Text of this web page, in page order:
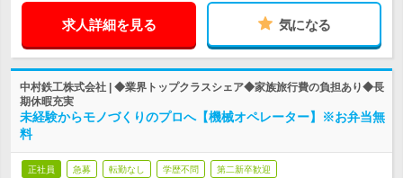
求人詳細を見る 気になる
中村鉄工株式会社 | ◆業界トップクラスシェア◆家族旅行費の負担あり◆長
期休暇充実
未経験からモノづくりのプロへ【機械オペレーター】※お弁当無
料
正社員 急募 転勤なし 学歴不問 第二新卒歓迎